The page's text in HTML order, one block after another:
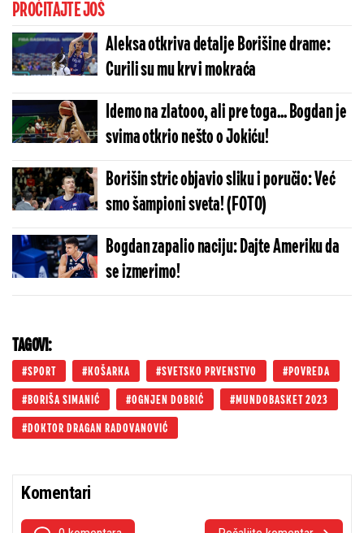
PROČITAJTE JOŠ
Aleksa otkriva detalje Borišine drame:
Curili su mu krv i mokraća
Idemo na zlatooo, ali pre toga... Bogdan je
svima otkrio nešto o Jokiću!
Borišin stric objavio sliku i poručio: Već
smo šampioni sveta! (FOTO)
Bogdan zapalio naciju: Dajte Ameriku da
se izmerimo!
TAGOVI:
SPORT KOŠARKA SVETSKO PRVENSTVO POVREDA
BORIŠA SIMANIĆ OGNJEN DOBRIĆ MUNDOBASKET 2023
DOKTOR DRAGAN RADOVANOVIĆ
Komentari